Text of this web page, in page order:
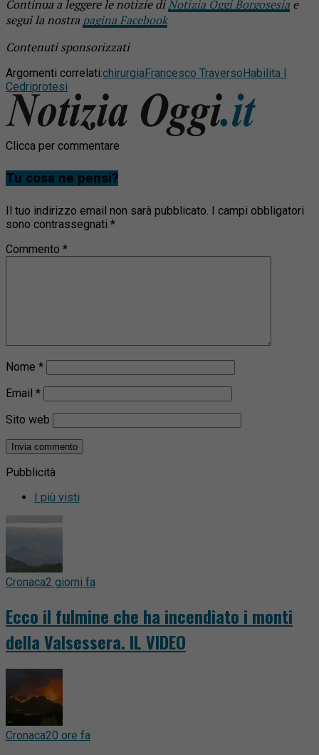
Continua a leggere le notizie diNotizia Oggi Borgosesia e
segui la nostra pagina Facebook
Contenuti sponsorizzati
Argomenti correlati:chirurgiaFrancesco TraversoHabilita I
Cedriprotesi
Clicca per commentare
Tu cosa ne pensi?
Il tuo indirizzo email non sarà pubblicato. I campi obbligatori
sono contrassegnati *
Commento *
Nome *
Email *
Sito web
Pubblicità
I più visti
Cronaca2 giorni fa
Ecco il fulmine che ha incendiato i monti
della Valsessera. IL VIDEO
Cronaca20 ore fa